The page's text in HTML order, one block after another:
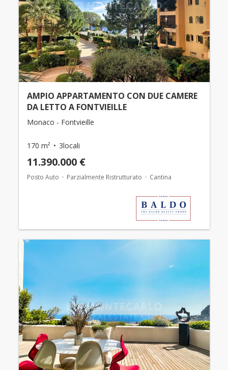
AMPIO APPARTAMENTO CON DUE CAMERE
DA LETTO A FONTVIEILLE
Monaco - Fontvieille
170 m² 3locali
11.390.000 €
Posto Auto Parzialmente Ristrutturato Cantina